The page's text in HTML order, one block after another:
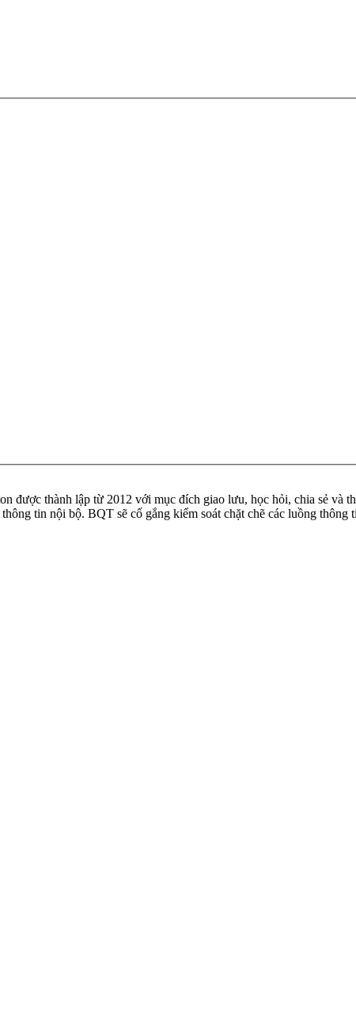
được thành lập từ 2012 với mục đích giao lưu, học hỏi, chia sẻ và
tin nội bộ. BQT sẽ cố gắng kiểm soát chặt chẽ các luồng thông